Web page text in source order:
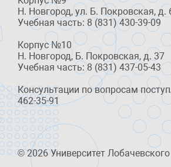
Н. Новгород, ул. Б. Покровская, д.
Учебная часть: 8 (831) 430-39-09
Корпус №10
Н. Новгород, Б. Покровская, д. 37
Учебная часть: 8 (831) 437-05-43
Консультации по вопросам
462-35-91
© 2026 Университет Лобачевского